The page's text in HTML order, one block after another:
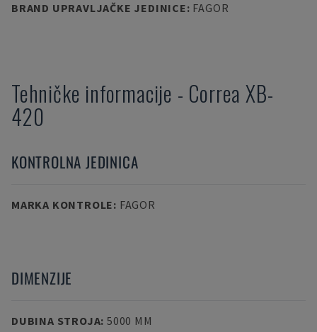
BRAND UPRAVLJAČKE JEDINICE: FAGOR
Tehničke informacije - Correa XB-
420
KONTROLNA JEDINICA
MARKA KONTROLE: FAGOR
DIMENZIJE
DUBINA STROJA: 5000 MM